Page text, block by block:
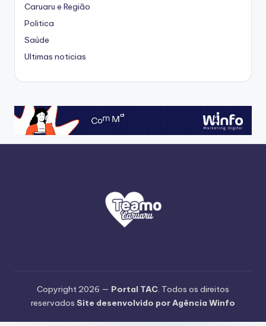
Caruaru e Região
Politica
Saúde
Ultimas noticias
Copyright 2026 — Portal TAC. Todos os direitos
reservados Site desenvolvido por Agência Winfo